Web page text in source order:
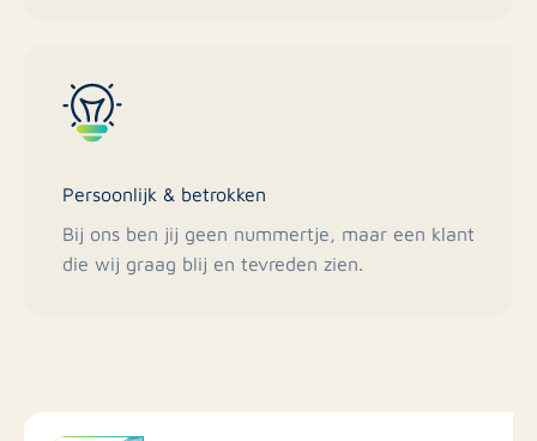
Persoonlijk & betrokken
Bij ons ben jij geen nummertje, maar een klant
die wij graag blij en tevreden zien.